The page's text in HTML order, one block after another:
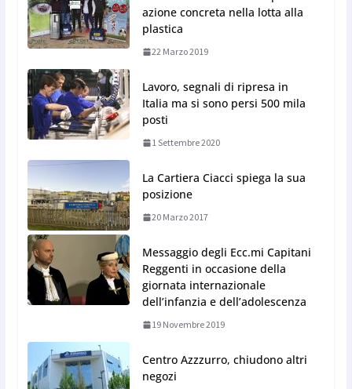
azione concreta nella lotta alla
plastica
22 Marzo 2019
Lavoro, segnali di ripresa in
Italia ma si sono persi 500 mila
posti
1 Settembre 2020
La Cartiera Ciacci spiega la sua
posizione
20 Marzo 2017
Messaggio degli Ecc.mi Capitani
Reggenti in occasione della
giornata internazionale
dell’infanzia e dell’adolescenza
19 Novembre 2019
Centro Azzzurro, chiudono altri
negozi